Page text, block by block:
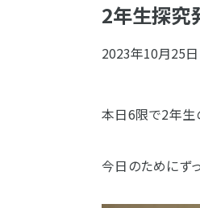
2年生探究
2023年10月25日
本日6限で2年生
今日のためにず